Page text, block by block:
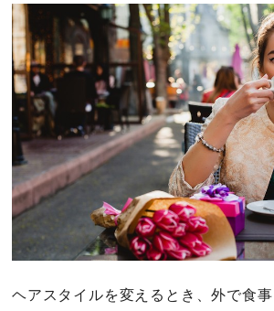
ヘアスタイルを変えるとき、外で食